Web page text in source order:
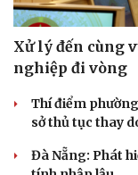
Xử lý đến cùng
nghiệp đi vòng
Thí điểm
sở thủ tục thay
Đà Nẵng: Phát